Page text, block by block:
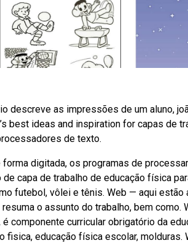
descreve as impressões de um aluno,
best ideas and inspiration for capas de
de texto.
forma digitada, os programas de
capa de trabalho de educação física
futebol, vôlei e tênis. Web — aqui estão
o assunto do trabalho, bem
componente curricular obrigatório da
fisica, educação física escolar,